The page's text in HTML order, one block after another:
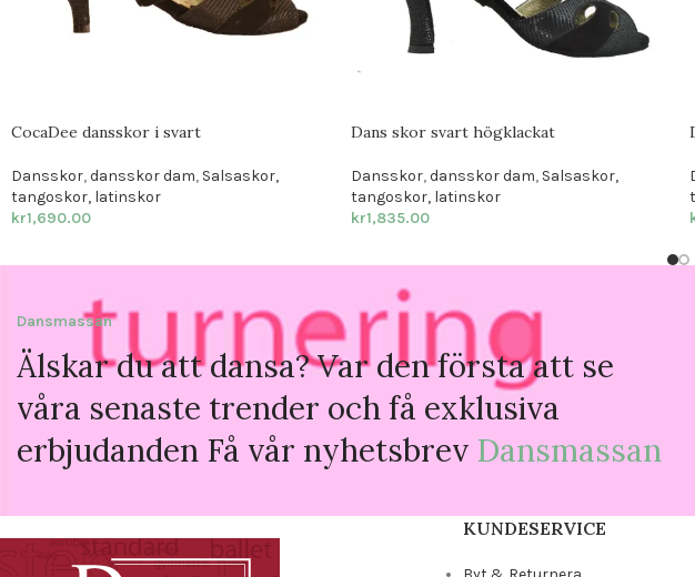
CocaDee dansskor i svart
Dansskor,dansskor dam, Salsaskor,
tangoskor, latinskor
kr1,690.00
Dans skor svart högklackat
Dansskor, dansskor dam, Salsaskor,
tangoskor, latinskor
kr1,835.00
Dansmassan
Älskar du att dansa? Var den första att se
våra senaste trender och få exklusiva
erbjudanden Få vår nyhetsbrev Dansmassan
KUNDESERVICE